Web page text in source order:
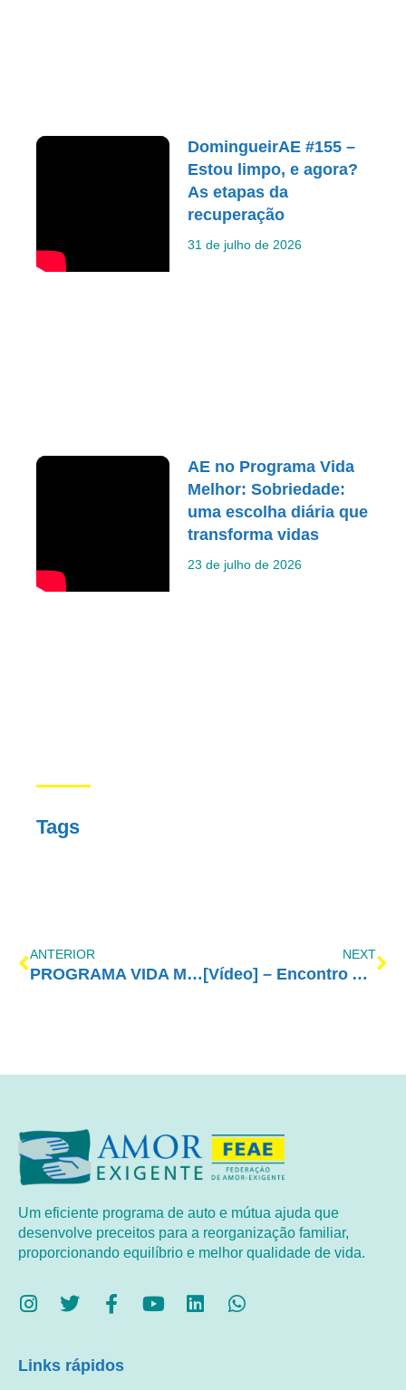
DomingueirAE #155 –
Estou limpo, e agora?
As etapas da
recuperação
31 de julho de 2026
AE no Programa Vida
Melhor: Sobriedade:
uma escolha diária que
transforma vidas
23 de julho de 2026
Tags
ANTERIOR
PROGRAMA VIDA MELHOR – REDEVIDA – 18/06/2018
NEXT
[Vídeo] – Encontro Amor-Exigente em Catalão
Um eficiente programa de auto e mútua ajuda que
desenvolve preceitos para a reorganização familiar,
proporcionando equilíbrio e melhor qualidade de vida.
Links rápidos